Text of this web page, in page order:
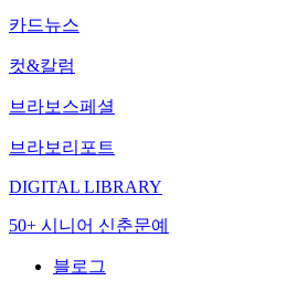
카드뉴스
컷&칼럼
브라보스페셜
브라보리포트
DIGITAL LIBRARY
50+ 시니어 신춘문예
블로그